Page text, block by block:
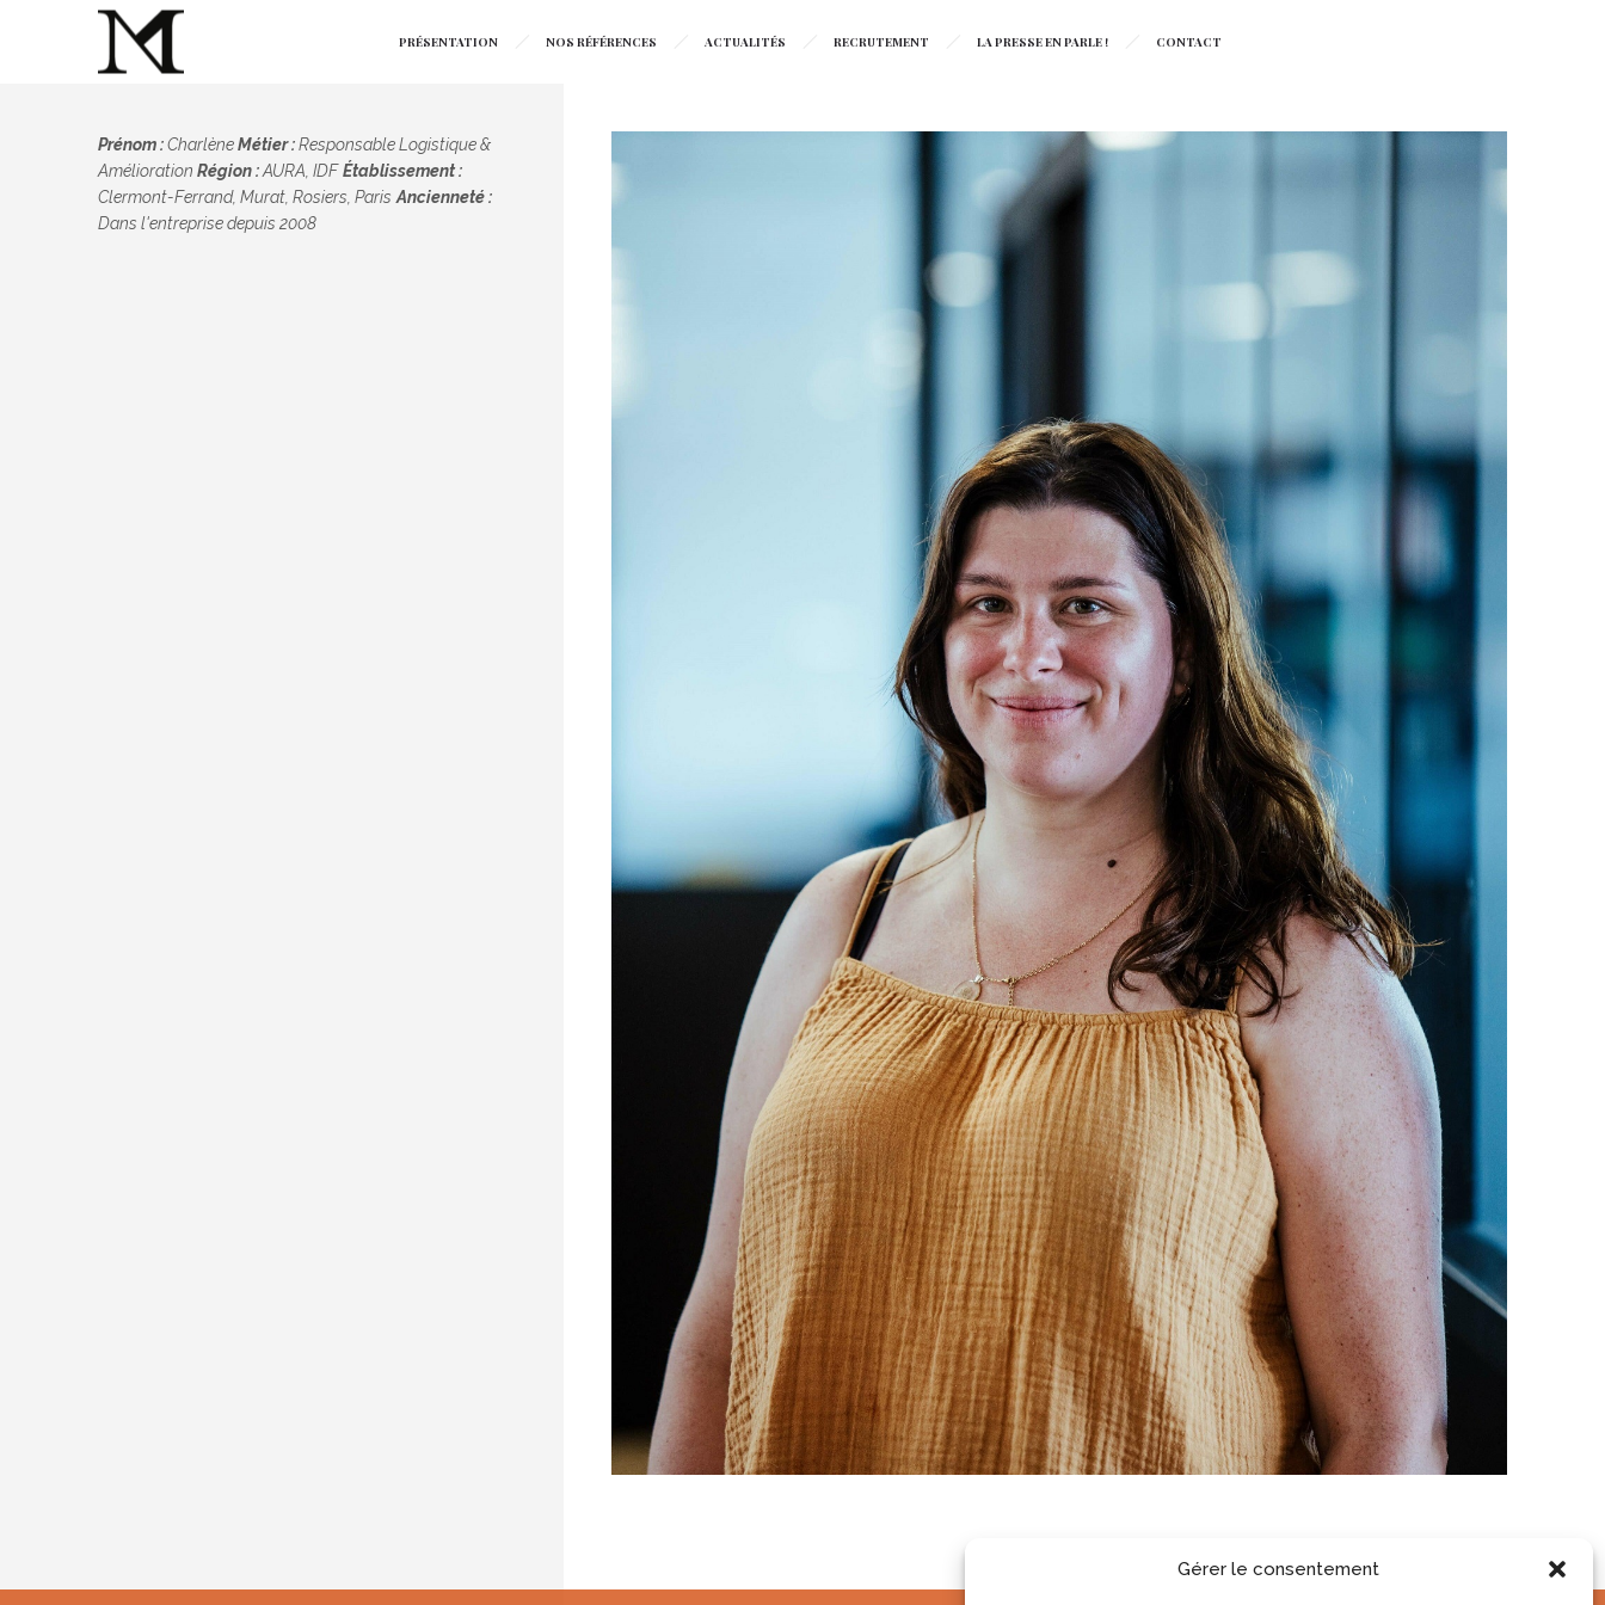
Gérer le consentement
PRÉSENTATION NOS RÉFÉRENCES ACTUALITÉS RECRUTEMENT LA PRESSE EN PARLE ! CONTACT
Prénom :CharlèneMétier :Responsable Logistique &
Amélioration Région :AURA, IDF Établissement :
Clermont-Ferrand, Murat, Rosiers, Paris Ancienneté :
Dans l'entreprise depuis 2008